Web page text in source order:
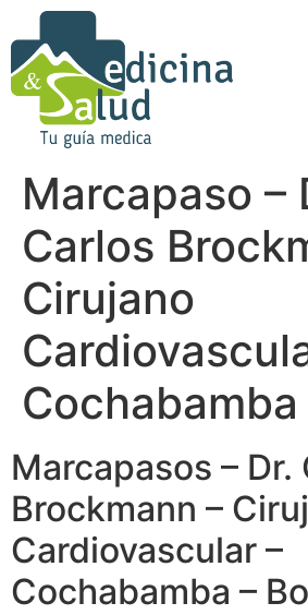
Marcapaso –
Carlos
Cirujano
Cochabamba
Marcapasos – Dr.
Brockmann –
Cardiovascular –
Cochabamba –